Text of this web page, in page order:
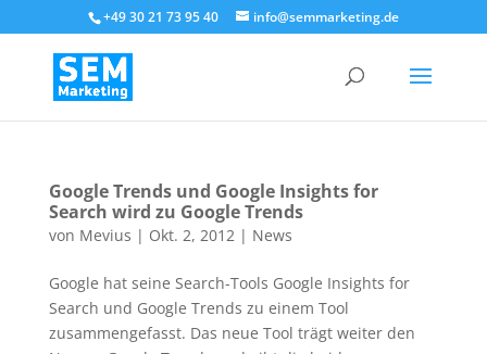
+49 30 21 73 95 40 info@semmarketing.de
Google Trends und Google Insights for
Search wird zu Google Trends
von Mevius | Okt. 2, 2012| News
Google hat seine Search-Tools Google Insights for
Search und Google Trends zu einem Tool
zusammengefasst. Das neue Tool trägt weiter den